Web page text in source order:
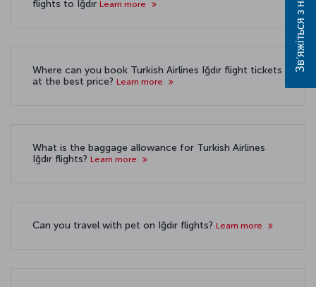
flights to Iğdır Learn more
Where can you book Turkish Airlines Iğdır flight tickets
at the best price? Learn more
What is the baggage allowance for Turkish Airlines
Iğdır flights? Learn more
Can you travel with pet on Iğdır flights? Learn more
Зв’яжіться з нами